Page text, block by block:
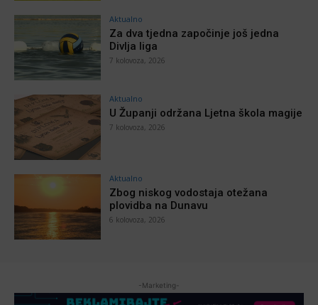
Aktualno
Za dva tjedna započinje još jedna
Divlja liga
7 kolovoza, 2026
Aktualno
U Županji održana Ljetna škola magije
7 kolovoza, 2026
Aktualno
Zbog niskog vodostaja otežana
plovidba na Dunavu
6 kolovoza, 2026
-Marketing-